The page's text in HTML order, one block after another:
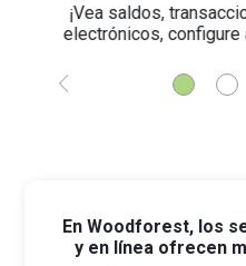
¡Vea saldos,
electrónicos,
En Woodforest, los
y en línea ofrecen